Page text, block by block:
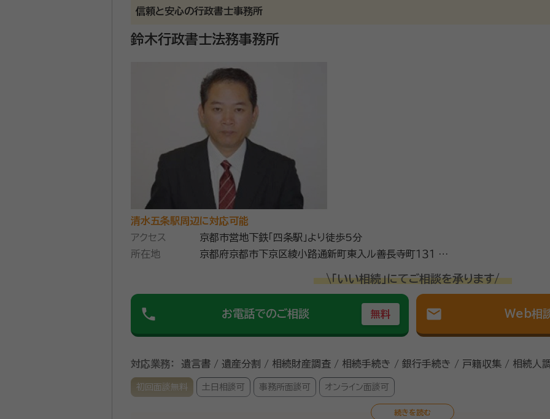
信頼と安心の行政書士事務所
鈴木行政書士法務事務所
清水五条駅周辺に対応可能
アクセス
京都市営地下鉄「四条駅」より徒歩5分
所在地
京都府京都市下京区綾小路通新町東入ル善長寺町１３１ 西
\「いい相続」にてご相談を承ります/
phone お電話でのご相談 無料 mail Web相
対応業務： 遺言書 / 遺産分割 / 相続財産調査 / 相続手続き / 銀行手続き / 戸籍収集 / 相続人
初回面談無料 土日相談可 事務所面談可 オンライン面談可